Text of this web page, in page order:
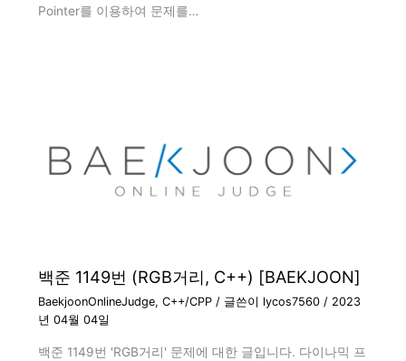
Pointer를 이용하여 문제를…
백준 1149번 (RGB거리, C++) [BAEKJOON]
BaekjoonOnlineJudge, C++/CPP/ 글쓴이 lycos7560 / 2023
년 04월 04일
백준 1149번 'RGB거리' 문제에 대한 글입니다. 다이나믹 프